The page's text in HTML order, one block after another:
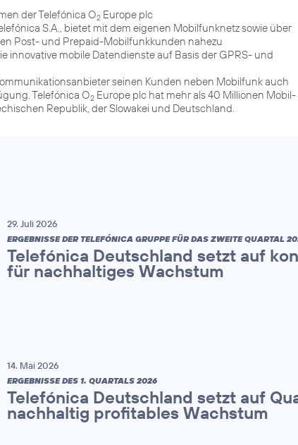
der Telefónica O2 Europe plc
S.A., bietet mit dem eigenen Mobilfunknetz sowie über
Post- und Prepaid-Mobilfunkkunden nahezu
mobile Datendienste auf Basis der GPRS- und
seinen Kunden neben Mobilfunk auch
Telefónica O2 Europe plc hat mehr als 40 Millionen Mobil-
Republik, der Slowakei und Deutschland.
29. Juli 2026
ERGEBNISSE DER TELEFÓNICA GRUPPE FÜR DAS ZWEITE QUARTAL
Telefónica Deutschland setzt auf
für nachhaltiges Wachstum
14. Mai 2026
ERGEBNISSE DES 1. QUARTALS 2026
Telefónica Deutschland setzt auf
nachhaltig profitables Wachstum